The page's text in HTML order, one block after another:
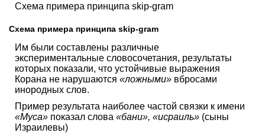
Схема примера принципа skip-gram
Схема примера принципа skip-gram
Им были составлены различные
экспериментальные словосочетания, результаты
которых показали, что устойчивые выражения
Корана не нарушаются «ложными» вбросами
инородных слов.
Пример результата наиболее частой связки к имени
«Муса» показал слова «бани», «исраиль» (сыны
Израилевы)